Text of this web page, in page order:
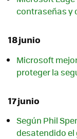
contraseñas y
18 junio
Microsoft
proteger la
17 junio
Según Phil
desatendido el